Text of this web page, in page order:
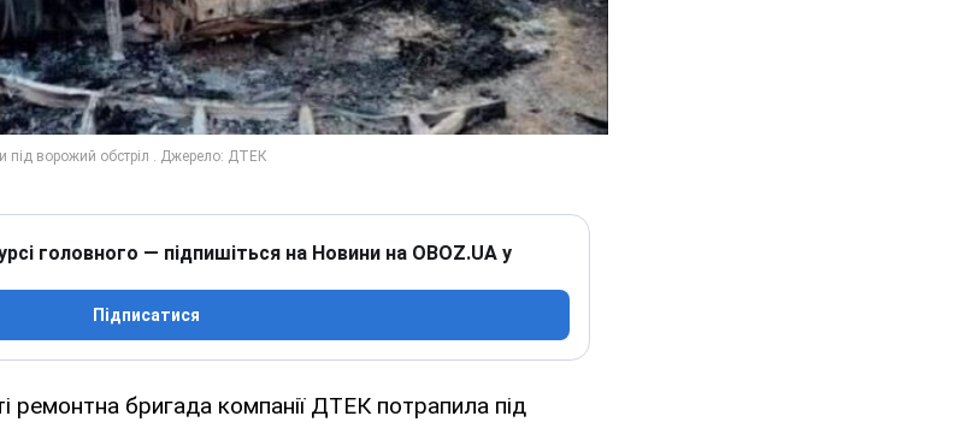
головного — підпишіться на Новини на OBOZ.UA у
Підписатися
ремонтна бригада компанії ДТЕК потрапила під